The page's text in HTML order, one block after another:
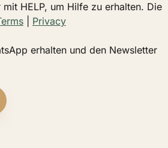
HELP, um Hilfe zu erhalten. Die
Privacy
erhalten und den Newsletter